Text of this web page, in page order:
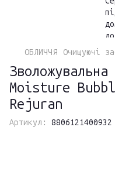
ОБЛИЧЧЯ Очищуючі
Moisture
Rejuran
Артикул: 8806121400932